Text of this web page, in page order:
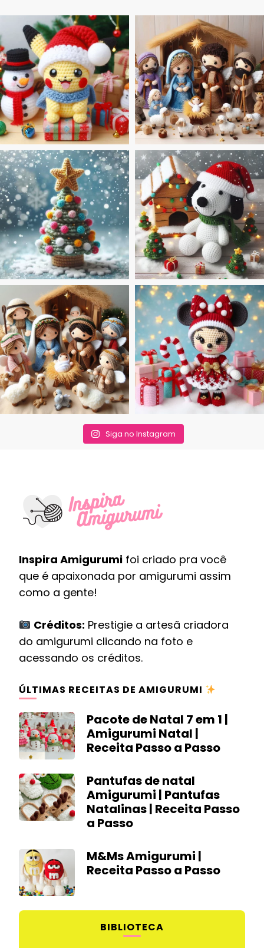
Siga no Instagram
Inspira Amigurumi foi criado pra você
que é apaixonada por amigurumi assim
como a gente!
Créditos: Prestigie a artesã criadora
do amigurumi clicando na foto e
acessando os créditos.
ÚLTIMAS RECEITAS DE AMIGURUMI
Pacote de Natal 7 em 1 |
Amigurumi Natal |
Receita Passo a Passo
Pantufas de natal
Amigurumi | Pantufas
Natalinas | Receita Passo
a Passo
M&Ms Amigurumi |
Receita Passo a Passo
BIBLIOTECA